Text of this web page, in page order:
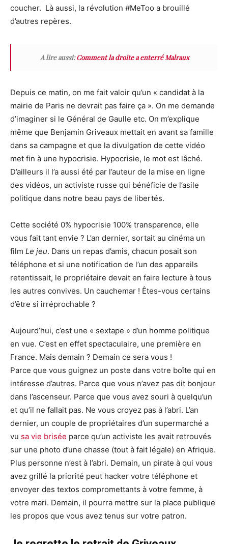
coucher. Là aussi, la révolution #MeToo a brouillé
d’autres repères.
A lire aussi:Comment la droite a enterré Malraux
Depuis ce matin, on me fait valoir qu’un « candidat à la
mairie de Paris ne devrait pas faire ça ». On me demande
d’imaginer si le Général de Gaulle etc. On m’explique
même que Benjamin Griveaux mettait en avant sa famille
dans sa campagne et que la divulgation de cette vidéo
met fin à une hypocrisie. Hypocrisie, le mot est lâché.
D’ailleurs il l’a aussi été par l’auteur de la mise en ligne
des vidéos, un activiste russe qui bénéficie de l’asile
politique dans notre beau pays de libertés.
Cette société 0% hypocrisie 100% transparence, elle
vous fait tant envie ? L’an dernier, sortait au cinéma un
film Le jeu. Dans un repas d’amis, chacun posait son
téléphone et si une notification de l’un des appareils
retentissait, le propriétaire devait en faire lecture à tous
les autres convives. Un cauchemar ! Êtes-vous certains
d’être si irréprochable ?
Aujourd’hui, c’est une « sextape » d’un homme politique
en vue. C’est en effet spectaculaire, une première en
France. Mais demain ? Demain ce sera vous !
Parce que vous guignez un poste dans votre boîte qui en
intéresse d’autres. Parce que vous n’avez pas dit bonjour
dans l’ascenseur. Parce que vous avez souri à quelqu’un
et qu’il ne fallait pas. Ne vous croyez pas à l’abri. L’an
dernier, un couple de propriétaires d’un supermarché a
vu sa vie brisée parce qu’un activiste les avait retrouvés
sur une photo d’une chasse (tout à fait légale) en Afrique.
Plus personne n’est à l’abri. Demain, un pirate à qui vous
avez grillé la priorité peut hacker votre téléphone et
envoyer des textos compromettants à votre femme, à
votre mari. Demain, il pourra mettre sur la place publique
les propos que vous avez tenus sur votre patron.